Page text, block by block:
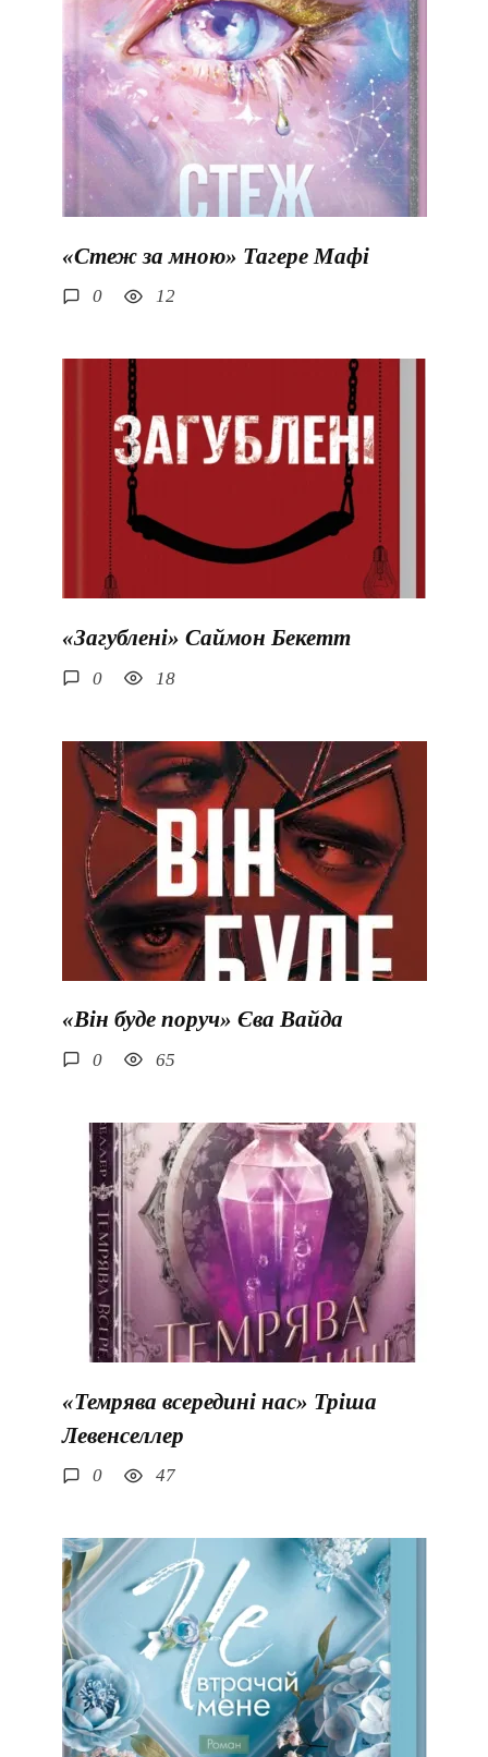
«Стеж за мною» Тагере Мафі
0 12
«Загублені» Саймон Бекетт
0 18
«Він буде поруч» Єва Вайда
0 65
«Темрява всередині нас» Тріша
Левенселлер
0 47